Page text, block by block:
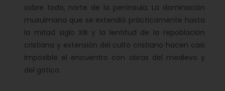
sobre todo, norte de la península. La dominación
musulmana que se extendió prácticamente hasta
la mitad siglo XIII y la lentitud de la repoblación
cristiana y extensión del culto cristiano hacen casi
imposible el encuentro con obras del medievo y
del gótico.